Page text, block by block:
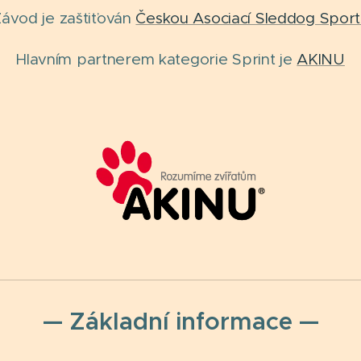
je zaštiťován Českou Asociací Sleddog
Hlavním partnerem kategorie Sprint jeAKINU
— Základní informace —